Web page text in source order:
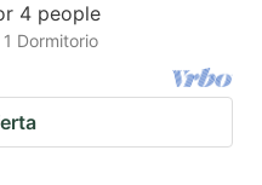
4 people
Dormitorio